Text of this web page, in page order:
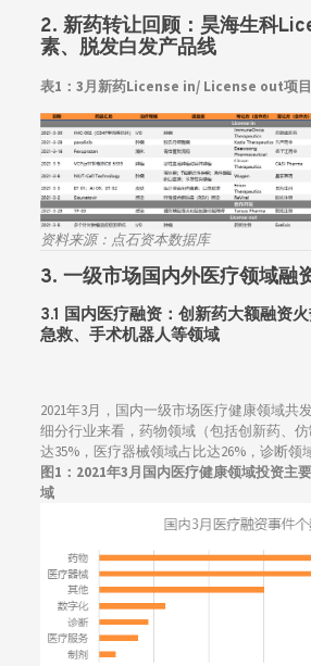
2. 新药转让回顾：昊海生科
素、脱发白发产品线
表1：3月新药License in/ License out项
资料来源：点石资本数据库
3. 一级市场国内外医疗领域融
3.1 国内医疗融资：创新药大额融资
急救、手术机器人等领域
2021年3月，国内一级市场医疗健康领域共
细分行业来看，药物领域（包括创新药、
达35%，医疗器械领域占比达26%，诊断领
图1： 2021年3月国内医疗健康领域投资主
域